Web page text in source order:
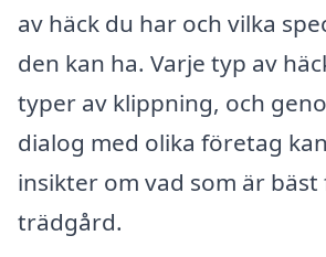
av häck du har och vilka
den kan ha. Varje typ av
typer av klippning, och
dialog med olika företag
insikter om vad som är
trädgård.